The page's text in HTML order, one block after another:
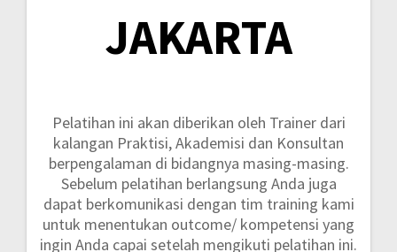
JAKARTA
Pelatihan ini akan diberikan oleh Trainer dari
kalangan Praktisi, Akademisi dan Konsultan
berpengalaman di bidangnya masing-masing.
Sebelum pelatihan berlangsung Anda juga
dapat berkomunikasi dengan tim training kami
untuk menentukan outcome/ kompetensi yang
ingin Anda capai setelah mengikuti pelatihan ini.